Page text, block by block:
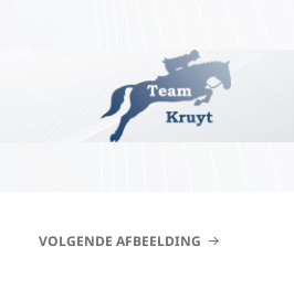
VOLGENDE AFBEELDING